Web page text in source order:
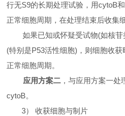
行无S9的长期处理试验，用cytoB
正常细胞周期，在处理结束后收集
如果已知或怀疑受试物(如核苷
(特别是P53活性细胞) ，则细胞收
正常细胞周期。
应用方案二，与应用方案一处
cytoB。
3）
收获细胞与制片